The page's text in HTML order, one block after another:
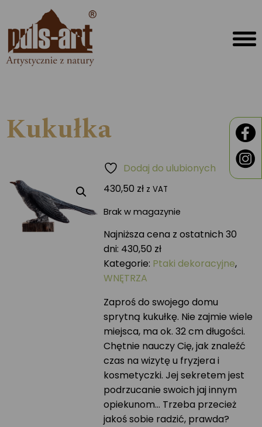
Kukułka
430,50 zł z VAT
Brak w magazynie
Dodaj do ulubionych
Najniższa cena z ostatnich 30
dni: 430,50 zł
Kategorie: Ptaki dekoracyjne,
WNĘTRZA
Zaproś do swojego domu
sprytną kukułkę. Nie zajmie wiele
miejsca, ma ok. 32 cm długości.
Chętnie nauczy Cię, jak znaleźć
czas na wizytę u fryzjera i
kosmetyczki. Jej sekretem jest
podrzucanie swoich jaj innym
opiekunom… Trzeba przecież
jakoś sobie radzić, prawda?